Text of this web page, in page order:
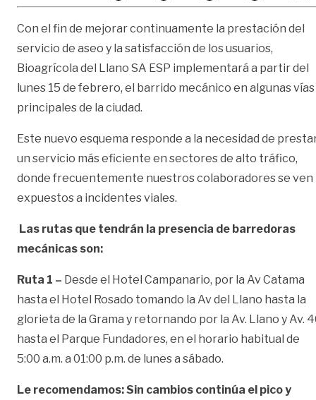
Con el fin de mejorar continuamente la prestación del
servicio de aseo y la satisfacción de los usuarios,
Bioagrícola del Llano SA ESP implementará a partir del
lunes 15 de febrero, el barrido mecánico en algunas vías
principales de la ciudad.
Este nuevo esquema responde a la necesidad de
un servicio más eficiente en sectores de alto tráfico,
donde frecuentemente nuestros colaboradores se ven
expuestos a incidentes viales.
Las rutas que tendrán la presencia de barredoras
mecánicas son:
Ruta 1 – Desde el Hotel Campanario, por la Av Catama
hasta el Hotel Rosado tomando la Av del Llano hasta la
glorieta de la Grama y retornando por la Av. Llano y Av.
hasta el Parque Fundadores, en el horario habitual de
5:00 a.m. a 01:00 p.m. de lunes a sábado.
Le recomendamos: Sin cambios continúa el pico y